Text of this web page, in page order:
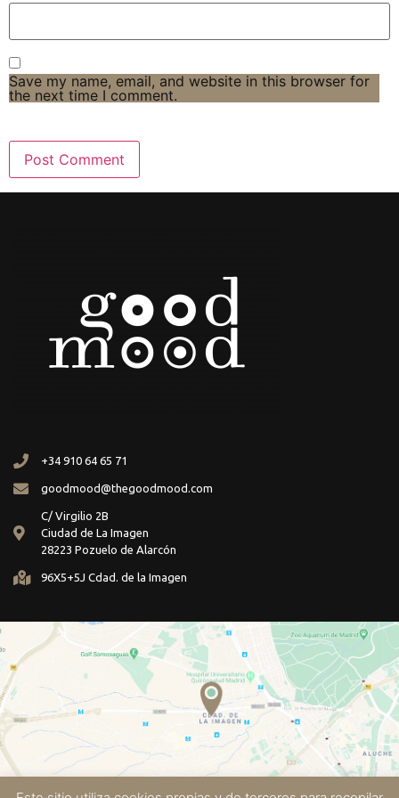
Save my name, email, and website in this browser for
the next time I comment.
+34 910 64 65 71
goodmood@thegoodmood.com
C/ Virgilio 2B
Ciudad de La Imagen
28223 Pozuelo de Alarcón
96X5+5J Cdad. de la Imagen